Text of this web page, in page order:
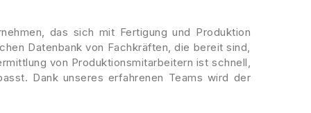
das sich mit Fertigung und Produktion
Datenbank von Fachkräften, die bereit sind,
von Produktionsmitarbeitern ist schnell,
Dank unseres erfahrenen Teams wird der